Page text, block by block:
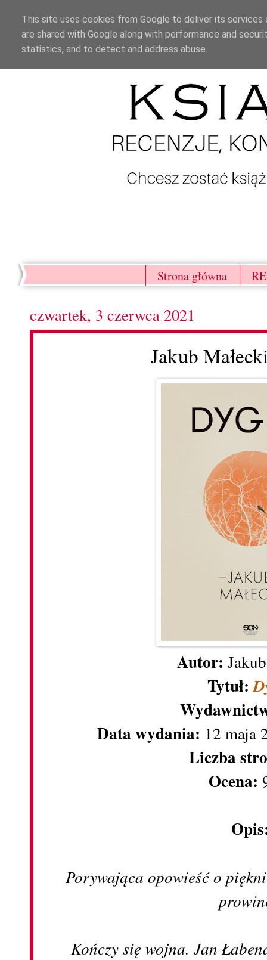
Strona główna
czwartek, 3 czerwca 2021
Jakub
Autor:
Tytuł:
Data wydania: 12 maja
Liczba
Ocena:
Porywająca opowieść o
Kończy się wojna. Jan
This site uses cookies from Google to deliver its
are shared with Google along with performance and
statistics, and to detect and address abuse.